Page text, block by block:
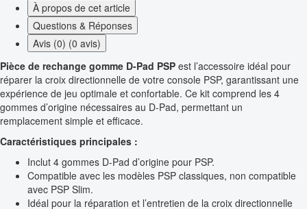
À propos de cet article
Questions & Réponses
Avis (0) (0 avis)
Pièce de rechange gomme D-Pad PSP est l’accessoire idéal pour
réparer la croix directionnelle de votre console PSP, garantissant une
expérience de jeu optimale et confortable. Ce kit comprend les 4
gommes d’origine nécessaires au D-Pad, permettant un
remplacement simple et efficace.
Caractéristiques principales :
Inclut 4 gommes D-Pad d’origine pour PSP.
Compatible avec les modèles PSP classiques, non compatible
avec PSP Slim.
Idéal pour la réparation et l’entretien de la croix directionnelle